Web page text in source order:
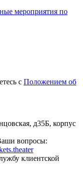
мероприятия по
с Положением об
д35Б, корпус
вопросы:
клиентской